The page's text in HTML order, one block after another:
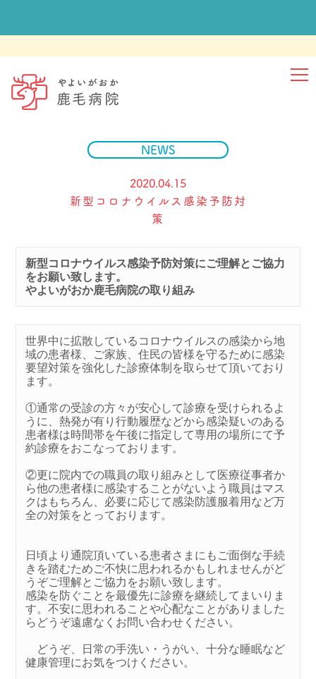
外来
ご相談
採用情報
交通案内
〒841-0005
佐賀県鳥栖市弥生が丘二丁目143
災害の時には
NEWS
2020.04.15
新型コロナウイルス感染予防対
策
新型コロナウイルス感染予防対策にご理解とご協力
をお願い致します。
やよいがおか鹿毛病院の取り組み﻿
世界中に拡散しているコロナウイルスの感染から地
域の患者様、ご家族、住民の皆様を守るために感染
要望対策を強化した診療体制を取らせて頂いており
ます。
①通常の受診の方々が安心して診療を受けられるよ
うに、熱発が有り行動履歴などから感染疑いのある
患者様は時間帯を午後に指定して専用の場所にて予
約診療をおこなっております。
②更に院内での職員の取り組みとして医療従事者か
ら他の患者様に感染することがないよう職員はマス
クはもちろん、必要に応じて感染防護服着用など万
全の対策をとっております。
日頃より通院頂いている患者さまにもご面倒な手続
きを踏むためご不快に思われるかもしれませんがど
うぞご理解とご協力をお願い致します。
感染を防ぐことを最優先に診療を継続してまいりま
す。不安に思われることや心配なことがありました
らどうぞ遠慮なくお問い合わせください。
どうぞ、日常の手洗い・うがい、十分な睡眠など
健康管理にお気をつけください。